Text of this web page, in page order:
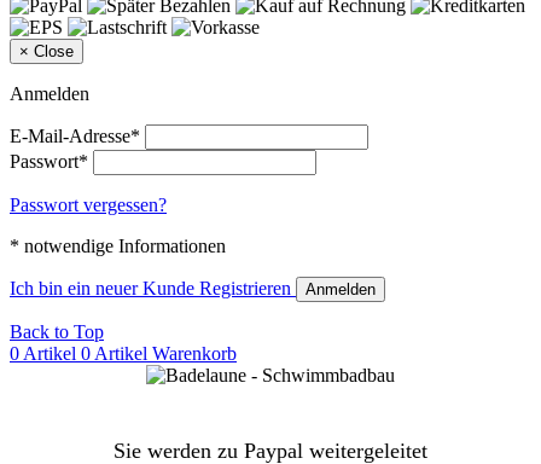
× Close
Anmelden
E-Mail-Adresse*
Passwort*
Passwort vergessen?
* notwendige Informationen
Ich bin ein neuer Kunde Registrieren Anmelden
Back to Top
0 Artikel 0 Artikel Warenkorb
Sie werden zu Paypal weitergeleitet